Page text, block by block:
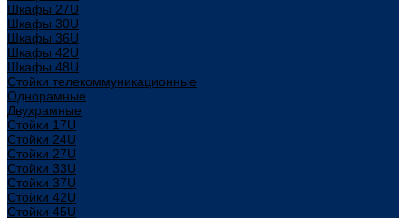
Шкафы 27U
Шкафы 30U
Шкафы 36U
Шкафы 42U
Шкафы 48U
Стойки телекоммуникационные
Однорамные
Двухрамные
Стойки 17U
Стойки 24U
Стойки 27U
Стойки 33U
Стойки 37U
Стойки 42U
Стойки 45U